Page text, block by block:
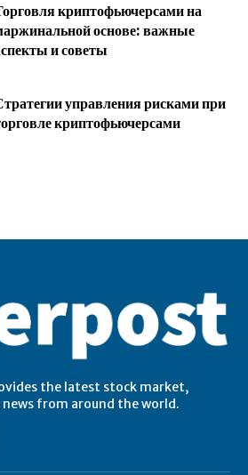
криптофьючерсами на
основе: важные
и советы
управления рисками при
криптофьючерсами
the latest stock market,
news from around the world.